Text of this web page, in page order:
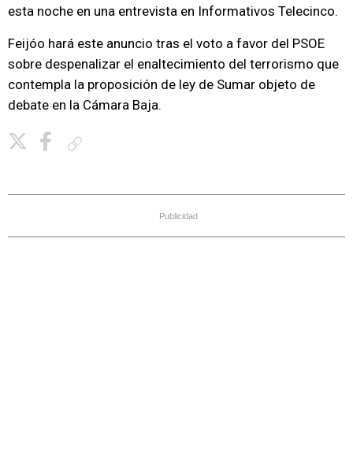
esta noche en una entrevista en Informativos Telecinco.
Feijóo hará este anuncio tras el voto a favor del PSOE
sobre despenalizar el enaltecimiento del terrorismo que
contempla la proposición de ley de Sumar objeto de
debate en la Cámara Baja.
Publicidad